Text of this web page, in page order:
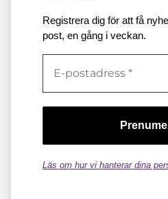
Registrera dig för att få
post, en gång i veckan.
Läs om hur vi hanterar dina